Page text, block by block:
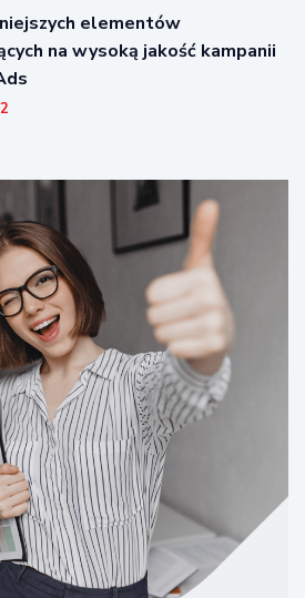
elementów
na wysoką jakość kampanii